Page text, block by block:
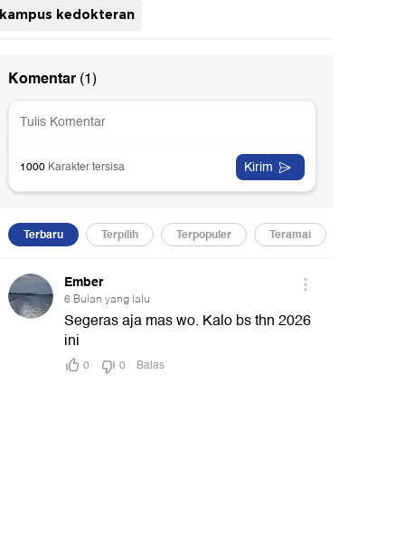
kampus kedokteran